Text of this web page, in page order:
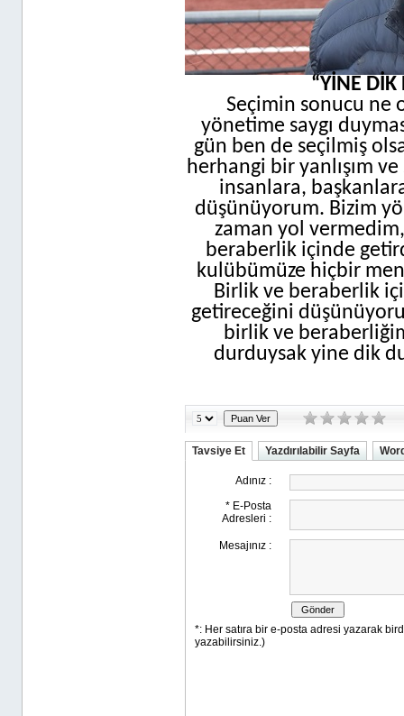
“YİNE
Seçimin sonucu ne
yönetime saygı
gün ben de seçilmiş
herhangi bir yanlışım ve
insanlara,
düşünüyorum. Bizim
zaman yol
beraberlik içinde
kulübümüze hiçbir
Birlik ve beraberlik
getireceğini
birlik ve
durduysak yine dik
Tavsiye Et Yazdırılabilir Sayfa